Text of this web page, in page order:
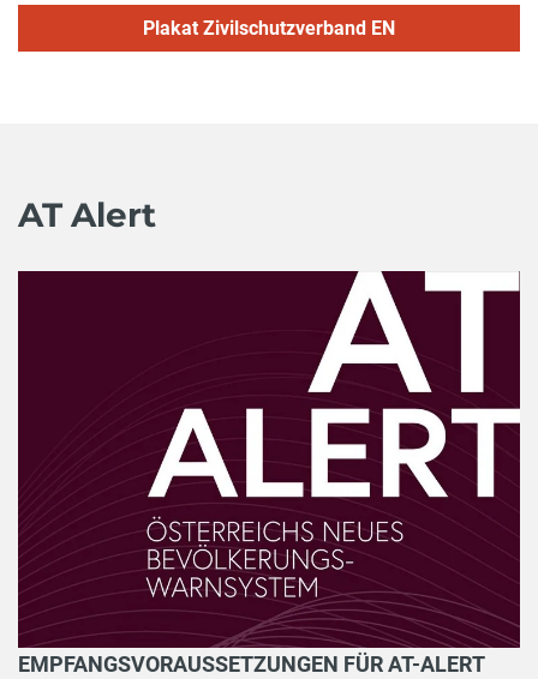
Plakat Zivilschutzverband EN
AT Alert
EMPFANGSVORAUSSETZUNGEN FÜR AT-ALERT